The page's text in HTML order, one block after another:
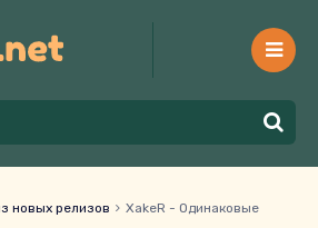
новых релизов
XakeR - Одинаковые